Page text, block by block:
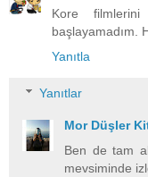
Kore
başlayamadım.
Yanıtla
Yanıtlar
Mor Düşler
Ben de tam
mevsiminde